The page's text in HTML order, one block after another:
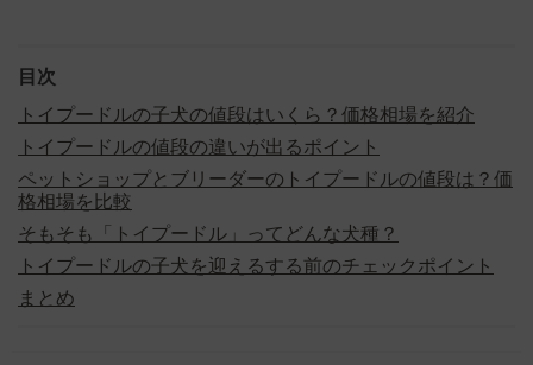
目次
トイプードルの子犬の値段はいくら？価格相場を紹介
トイプードルの値段の違いが出るポイント
ペットショップとブリーダーのトイプードルの値段は？価
格相場を比較
そもそも「トイプードル」ってどんな犬種？
トイプードルの子犬を迎えるする前のチェックポイント
まとめ